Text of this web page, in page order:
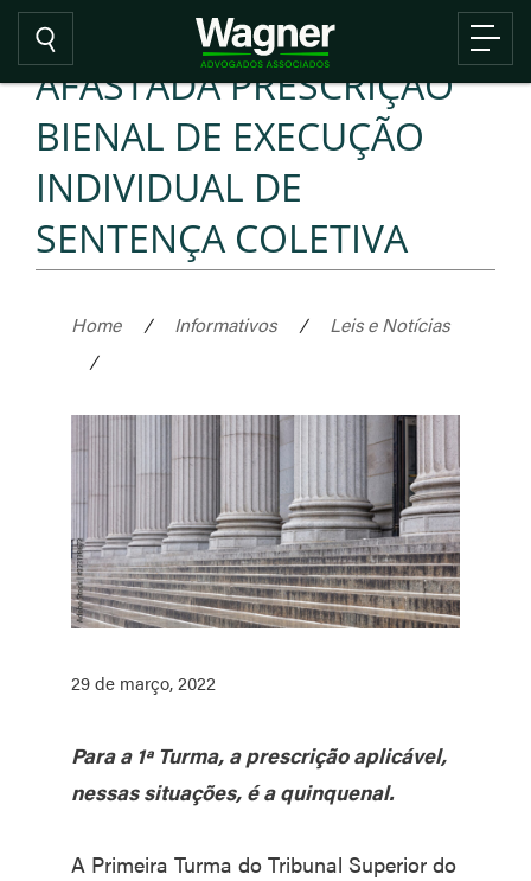
AFASTADA PRESCRIÇÃO
BIENAL DE EXECUÇÃO
INDIVIDUAL DE
SENTENÇA COLETIVA
Home / Informativos /
Leis e Notícias
/
29 de março, 2022
Para a 1ª Turma, a prescrição aplicável,
nessas situações, é a quinquenal.
A Primeira Turma do Tribunal Superior do